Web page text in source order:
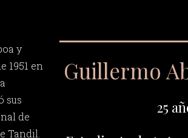
y
1951 en
sus
de
Tandil.
Guillermo
25